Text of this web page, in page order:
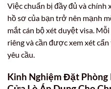
Việc chuẩn bị đầy đủ và chính
hồ sơ của bạn trở nên mạnh
mắt cán bộ xét duyệt visa.
riêng và cần được xem xét
yêu cầu.
Kinh Nghiệm Đặt Phòng